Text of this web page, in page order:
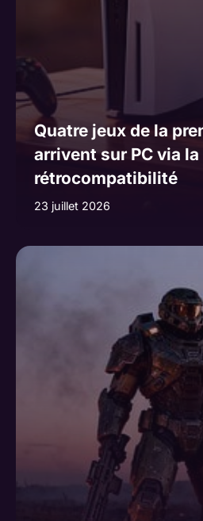
Quatre jeux de la
arrivent sur PC via la
rétrocompatibilité
23 juillet 2026